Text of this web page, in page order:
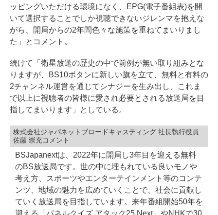
ッピングいただける環境になく、EPG(電子番組表)を開
いて選択することでしか視聴できないジレンマを抱えな
がら、開局からの2年間色々な施策を重ねてまいりまし
た」とコメント。
続けて「衛星放送の歴史の中で前例が無い取り組みとな
りますが、BS10ボタンに新しい旗を立て、無料と有料の
2チャンネル運営を通じてシナジーを生み出し、これま
で以上に視聴者の皆様に愛され必要とされる放送局を目
指してまいります」としている。
株式会社ジャパネットブロードキャスティング 社長執行役員
佐藤 崇充コメント
BSJapanextは、2022年に開局し3年目を迎える無料
のBS放送局です。世の中に埋もれている良いモノや
考え方、スポーツやエンターテインメント等のコンテ
ンツ、地域の魅力を広めていくことで、社会に貢献し
ていく放送局を目指しています。来年番組開始50年を
迎える「パネルクイズ アタック25 Next」やNHKで30